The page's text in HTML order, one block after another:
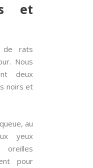
et
de rats
Nous
deux
noirs et
au
yeux
pour